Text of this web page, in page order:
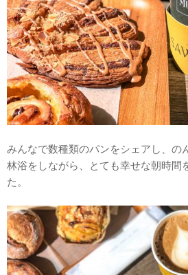
みんなで数種類のパンをシェアし、の
林浴をしながら、とても幸せな朝時間
た。